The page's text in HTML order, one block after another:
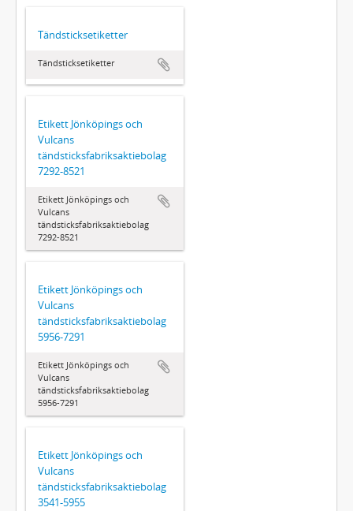
Tändsticksetiketter
Tändsticksetiketter
Etikett Jönköpings och
Vulcans
tändsticksfabriksaktiebolag
7292-8521
Etikett Jönköpings och
Vulcans
tändsticksfabriksaktiebolag
7292-8521
Etikett Jönköpings och
Vulcans
tändsticksfabriksaktiebolag
5956-7291
Etikett Jönköpings och
Vulcans
tändsticksfabriksaktiebolag
5956-7291
Etikett Jönköpings och
Vulcans
tändsticksfabriksaktiebolag
3541-5955